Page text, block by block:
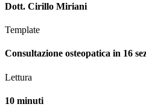
Dott. Cirillo Miriani
Template
Consultazione osteopatica in 16
Lettura
10 minuti